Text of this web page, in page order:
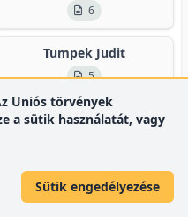
6
Tumpek Judit
5
Bajor Judit
110
Uniós törvények
a sütik használatát, vagy
Sütik engedélyezése